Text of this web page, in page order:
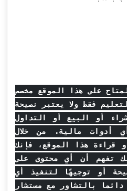
على هذا الموقع مخصص
فقط ولا يعتبر نصيحة
أو البيع أو التداول
أدوات مالية. من خلال
قراءة هذا الموقع، فإنك
تفهم أن أي محتوى على
أو توجيهًا لتنفيذ أي
بالتشاور مع مستشار